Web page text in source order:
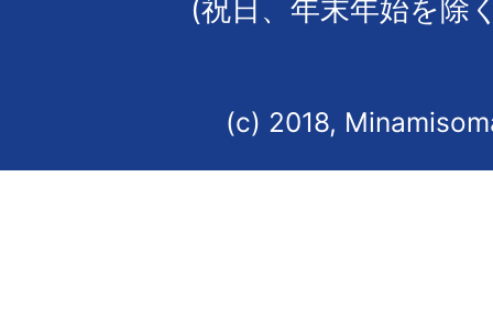
(祝日、年末年始を除
(c) 2018,